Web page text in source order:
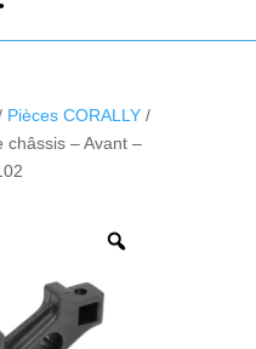
Pièces CORALLY/
– Avant –